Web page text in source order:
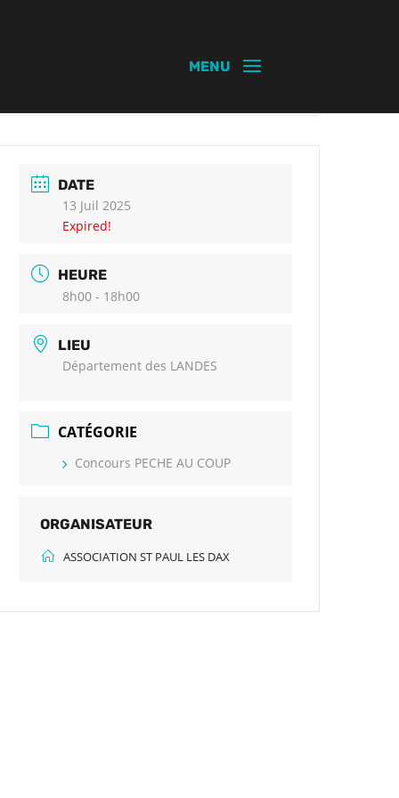
DATE
13 Juil 2025
Expired!
HEURE
8h00 - 18h00
LIEU
Département des LANDES
CATÉGORIE
Concours PECHE AU COUP
ORGANISATEUR
ASSOCIATION ST PAUL LES DAX